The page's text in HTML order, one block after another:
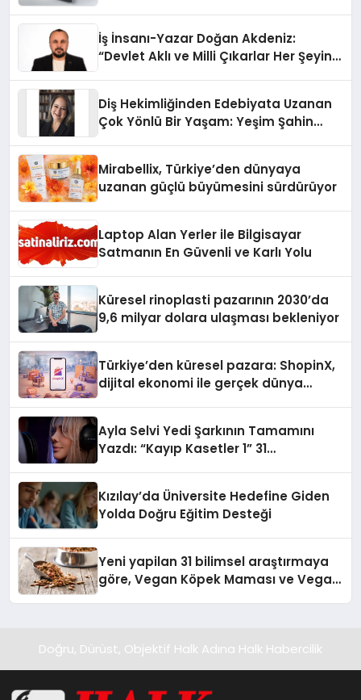
İş İnsanı-Yazar Doğan Akdeniz:
“Devlet Aklı ve Milli Çıkarlar Her Şeyin
Diş Hekimliğinden Edebiyata Uzanan
Çok Yönlü Bir Yaşam: Yeşim Şahin
Mirabellix, Türkiye’den dünyaya
uzanan güçlü büyümesini sürdürüyor
Laptop Alan Yerler ile Bilgisayar
Satmanın En Güvenli ve Karlı Yolu
Küresel rinoplasti pazarının 2030’da
9,6 milyar dolara ulaşması bekleniyor
Türkiye’den küresel pazara: ShopinX,
dijital ekonomi ile gerçek dünya
Ayla Selvi Yedi Şarkının Tamamını
Yazdı: “Kayıp Kasetler 1” 31
Kızılay’da Üniversite Hedefine Giden
Yolda Doğru Eğitim Desteği
Yeni yapilan 31 bilimsel araştırmaya
göre, Vegan Köpek Maması ve Vegan
Doğru, Dürüst, Objektif Halk Adına Halk Habercilik